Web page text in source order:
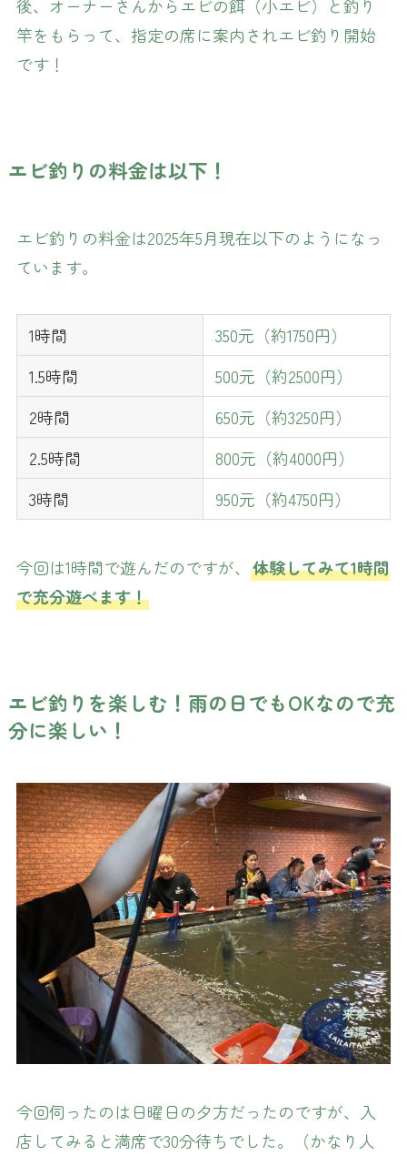
後、オーナーさんからエビの餌（小エビ）と釣り
竿をもらって、指定の席に案内されエビ釣り開始
です！
エビ釣りの料金は以下！
エビ釣りの料金は2025年5月現在以下のようになっ
ています。
1時間
350元（約1750円）
1.5時間
500元（約2500円）
2時間
650元（約3250円）
2.5時間
800元（約4000円）
3時間
950元（約4750円）
今回は1時間で遊んだのですが、 体験してみて1時間
で充分遊べます！
エビ釣りを楽しむ！雨の日でもOKなので充
分に楽しい！
今回伺ったのは日曜日の夕方だったのですが、入
店してみると満席で30分待ちでした。（かなり人